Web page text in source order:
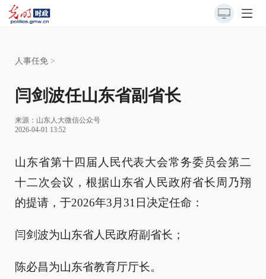
人事任免 >
闫剑波任山东省副省长
来源： 山东人大微信公众号
2026-04-01 13:52
山东省第十四届人民代表大会常务委员会第二
十二次会议，根据山东省人民政府省长周乃翔
的提请，于2026年3月31日决定任命：
闫剑波为山东省人民政府副省长；
陈必昌为山东省教育厅厅长。